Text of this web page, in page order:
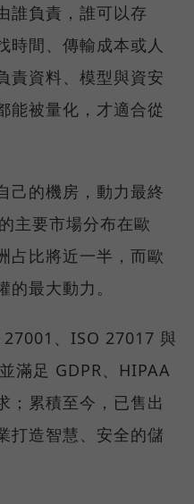
誰負責，誰可以存
時間、傳輸成本或人
責資料、模型與資安
能被量化，才適合從
己的機房，動力最終
主要市場分布在歐
占比將近一半，而歐
最大動力。
、ISO 27017 與
滿足 GDPR、HIPAA
；累積至今，已售出
打造智慧、安全的儲